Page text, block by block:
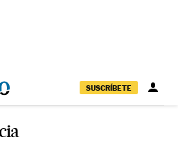
SUSCRÍBETE